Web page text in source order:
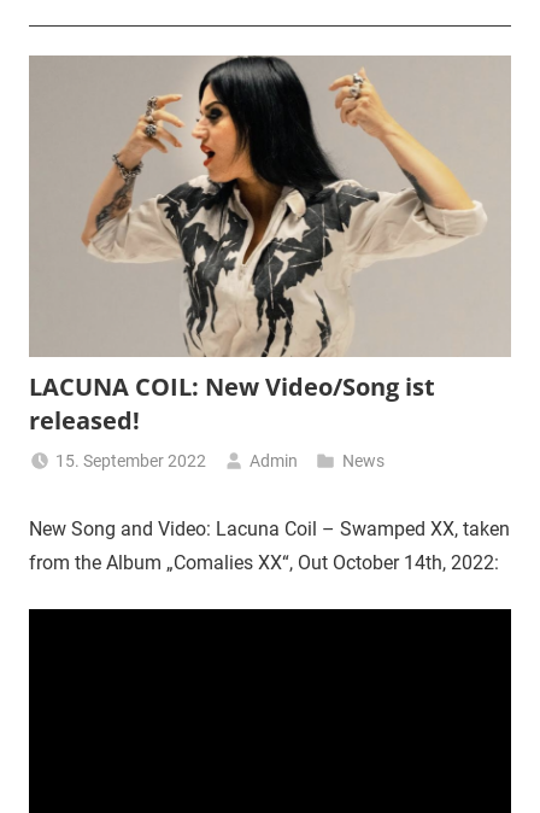
LACUNA COIL: New Video/Song ist
released!
15. September 2022 Admin News
New Song and Video: Lacuna Coil – Swamped XX, taken
from the Album „Comalies XX“, Out October 14th, 2022: